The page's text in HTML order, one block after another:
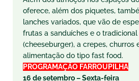
oferece, além dos piquetes,
lanches variados, que vão de
frutas a sanduíches e o tradicional
(cheeseburger), a crepes, churros
alimentação do tipo fast food.
PROGRAMAÇÃO FARROUPILHA
16 de setembro – Sexta-feira